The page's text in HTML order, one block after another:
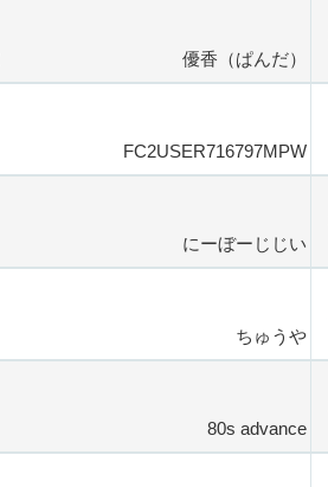
優香（ぱんだ）
FC2USER716797MPW
にーぼーじじい
ちゅうや
80s advance